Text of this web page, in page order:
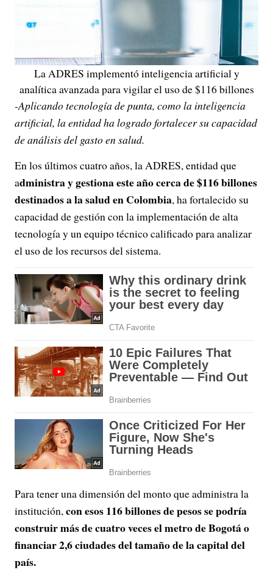
La ADRES implementó inteligencia artificial y
analítica avanzada para vigilar el uso de $116 billones
-Aplicando tecnología de punta, como la inteligencia
artificial, la entidad ha logrado fortalecer su capacidad
de análisis del gasto en salud.
En los últimos cuatro años, la ADRES, entidad que
administra y gestiona este año cerca de $116 billones
destinados a la salud en Colombia, ha fortalecido su
capacidad de gestión con la implementación de alta
tecnología y un equipo técnico calificado para analizar
el uso de los recursos del sistema.
Para tener una dimensión del monto que administra la
institución,con esos 116 billones de pesos se podría
construir más de cuatro veces el metro de Bogotá o
financiar 2,6 ciudades del tamaño de la capital del
país.